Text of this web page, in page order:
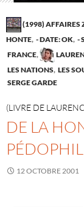
(1998) AFFAIRES
HONTE, - DATE: OK, -
FRANCE,
LES NATIONS, LES
SERGE GARDE
(LIVRE DE
DE LA
12 OCTOBRE 2001